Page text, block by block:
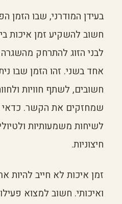
בעידן המודרני, שבו הזמן
חשוב להשקיע זמן איכות
לבני הזוג להתרחק מהשגרה
אחד בשני. זהו הזמן שבו
חשובים, לשתף חוויות
שמחזקים את הקשר. כדאי
לשיחות משמעותיות
חיצוניות.
זמן איכות לא חייב להיות
ואיכותי. חשוב למצוא